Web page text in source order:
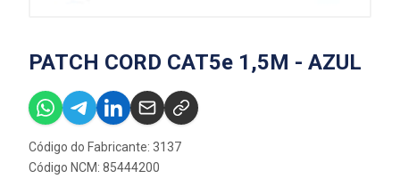
PATCH CORD CAT5e 1,5M - AZUL
Código do Fabricante: 3137
Código NCM: 85444200